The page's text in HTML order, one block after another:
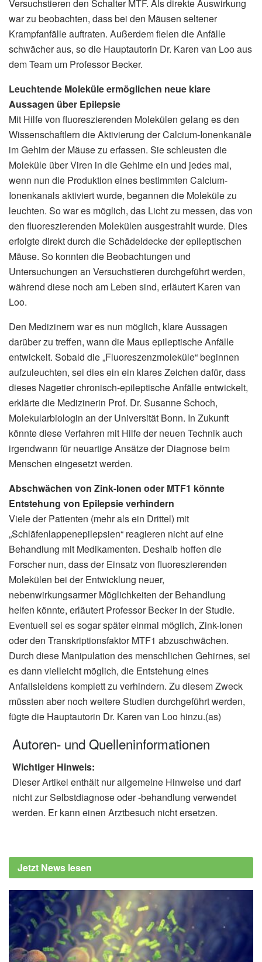
Versuchstieren den Schalter MTF. Als direkte Auswirkung
war zu beobachten, dass bei den Mäusen seltener
Krampfanfälle auftraten. Außerdem fielen die Anfälle
schwächer aus, so die Hauptautorin Dr. Karen van Loo aus
dem Team um Professor Becker.
Leuchtende Moleküle ermöglichen neue klare
Aussagen über Epilepsie
Mit Hilfe von fluoreszierenden Molekülen gelang es den
Wissenschaftlern die Aktivierung der Calcium-Ionenkanäle
im Gehirn der Mäuse zu erfassen. Sie schleusten die
Moleküle über Viren in die Gehirne ein und jedes mal,
wenn nun die Produktion eines bestimmten Calcium-
Ionenkanals aktiviert wurde, begannen die Moleküle zu
leuchten. So war es möglich, das Licht zu messen, das von
den fluoreszierenden Molekülen ausgestrahlt wurde. Dies
erfolgte direkt durch die Schädeldecke der epileptischen
Mäuse. So konnten die Beobachtungen und
Untersuchungen an Versuchstieren durchgeführt werden,
während diese noch am Leben sind, erläutert Karen van
Loo.
Den Medizinern war es nun möglich, klare Aussagen
darüber zu treffen, wann die Maus epileptische Anfälle
entwickelt. Sobald die „Fluoreszenzmoleküle“ beginnen
aufzuleuchten, sei dies ein ein klares Zeichen dafür, dass
dieses Nagetier chronisch-epileptische Anfälle entwickelt,
erklärte die Medizinerin Prof. Dr. Susanne Schoch,
Molekularbiologin an der Universität Bonn. In Zukunft
könnte diese Verfahren mit Hilfe der neuen Technik auch
irgendwann für neuartige Ansätze der Diagnose beim
Menschen eingesetzt werden.
Abschwächen von Zink-Ionen oder MTF1 könnte
Entstehung von Epilepsie verhindern
Viele der Patienten (mehr als ein Drittel) mit
„Schläfenlappenepilepsien“ reagieren nicht auf eine
Behandlung mit Medikamenten. Deshalb hoffen die
Forscher nun, dass der Einsatz von fluoreszierenden
Molekülen bei der Entwicklung neuer,
nebenwirkungsarmer Möglichkeiten der Behandlung
helfen könnte, erläutert Professor Becker in der Studie.
Eventuell sei es sogar später einmal möglich, Zink-Ionen
oder den Transkriptionsfaktor MTF1 abzuschwächen.
Durch diese Manipulation des menschlichen Gehirnes, sei
es dann vielleicht möglich, die Entstehung eines
Anfallsleidens komplett zu verhindern. Zu diesem Zweck
müssten aber noch weitere Studien durchgeführt werden,
fügte die Hauptautorin Dr. Karen van Loo hinzu.(as)
Autoren- und Quelleninformationen
Wichtiger Hinweis:
Dieser Artikel enthält nur allgemeine Hinweise und darf
nicht zur Selbstdiagnose oder -behandlung verwendet
werden. Er kann einen Arztbesuch nicht ersetzen.
Jetzt News lesen